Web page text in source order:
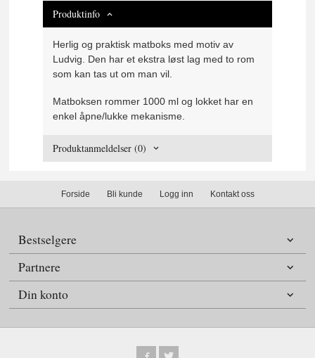
Produktinfo
Herlig og praktisk matboks med motiv av
Ludvig. Den har et ekstra løst lag med to rom
som kan tas ut om man vil.
Matboksen rommer 1000 ml og lokket har en
enkel åpne/lukke mekanisme.
Produktanmeldelser (0)
Forside Bli kunde Logg inn Kontakt oss
Bestselgere
Partnere
Din konto